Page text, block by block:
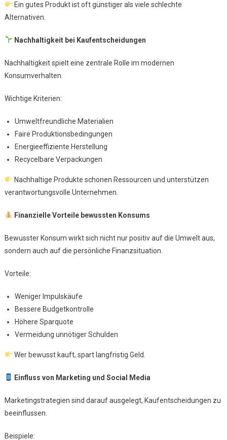
Ein gutes Produkt ist oft günstiger als viele schlechte
Alternativen.
Nachhaltigkeit bei Kaufentscheidungen
Nachhaltigkeit spielt eine zentrale Rolle im modernen
Konsumverhalten.
Wichtige Kriterien:
Umweltfreundliche Materialien
Faire Produktionsbedingungen
Energieeffiziente Herstellung
Recycelbare Verpackungen
Nachhaltige Produkte schonen Ressourcen und unterstützen
verantwortungsvolle Unternehmen.
Finanzielle Vorteile bewussten Konsums
Bewusster Konsum wirkt sich nicht nur positiv auf die Umwelt aus,
sondern auch auf die persönliche Finanzsituation.
Vorteile:
Weniger Impulskäufe
Bessere Budgetkontrolle
Höhere Sparquote
Vermeidung unnötiger Schulden
Wer bewusst kauft, spart langfristig Geld.
Einfluss von Marketing und Social Media
Marketingstrategien sind darauf ausgelegt, Kaufentscheidungen zu
beeinflussen.
Beispiele: